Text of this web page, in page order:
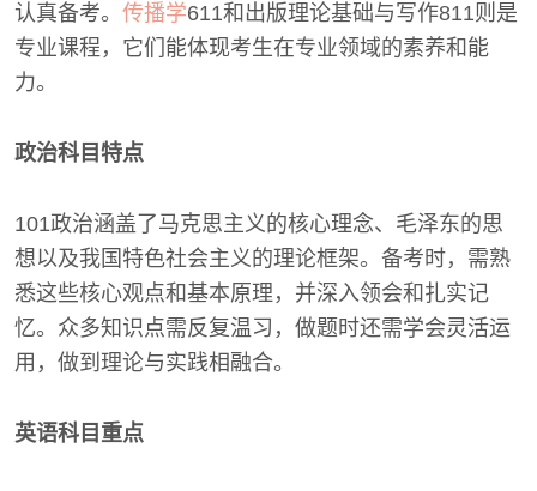
认真备考。 传播学611和出版理论基础与写作811则是
专业课程，它们能体现考生在专业领域的素养和能
力。
政治科目特点
101政治涵盖了马克思主义的核心理念、毛泽东的思
想以及我国特色社会主义的理论框架。备考时，需熟
悉这些核心观点和基本原理，并深入领会和扎实记
忆。众多知识点需反复温习，做题时还需学会灵活运
用，做到理论与实践相融合。
英语科目重点